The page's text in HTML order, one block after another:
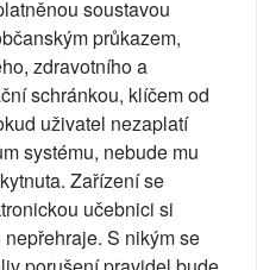
soustavou
průkazem,
zdravotního a
schránkou, klíčem od
uživatel nezaplatí
systému, nebude mu
Zařízení se
učebnici si
S nikým se